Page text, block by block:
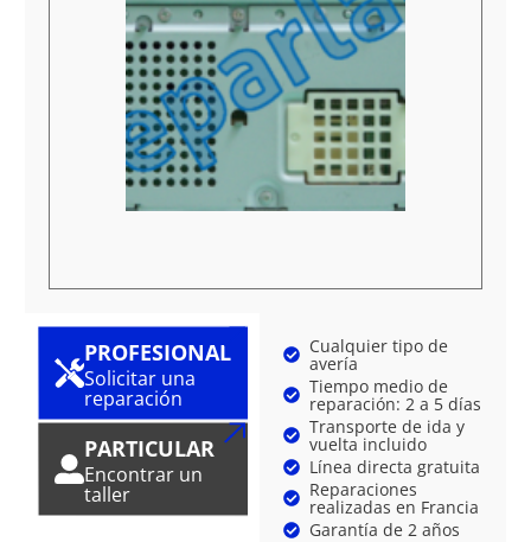
PROFESIONAL
Solicitar una
reparación
PARTICULAR
Encontrar un
taller
Cualquier tipo de
avería
Tiempo medio de
reparación: 2 a 5 días
Transporte de ida y
vuelta incluido
Línea directa gratuita
Reparaciones
realizadas en Francia
Garantía de 2 años